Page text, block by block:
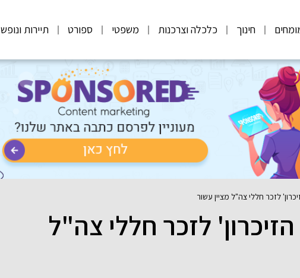
חינוך כלכלה וצרכנות משפטי ספורט תיירות ונופש
לזכר חללי צה"ל מציין עשור
לזכר חללי צה"ל